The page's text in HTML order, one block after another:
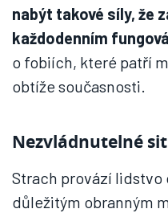
nabýt takové síly, že
každodenním
o fobiích, které patří
obtíže současnosti.
Nezvládnutelné
Strach provází
důležitým obranným